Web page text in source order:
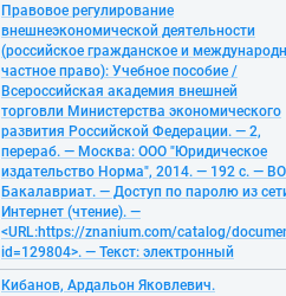
Правовое регулирование
внешнеэкономической деятельности
(российское гражданское и
частное право): Учебное пособие /
Всероссийская академия внешней
торговли Министерства экономического
развития Российской Федерации. — 2,
перераб. — Москва: ООО "Юридическое
издательство Норма", 2014. — 192 с. —
Бакалавриат. — Доступ по паролю из
Интернет (чтение). —
<URL:https://znanium.com/catalog/
id=129804>. — Текст: электронный
Кибанов, Ардальон Яковлевич.